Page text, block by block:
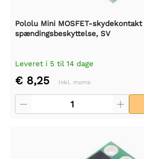
Pololu Mini MOSFET-
spændingsbeskyttelse, SV
Leveret i 5 til 14 dage
€ 8,25 Inkl. moms